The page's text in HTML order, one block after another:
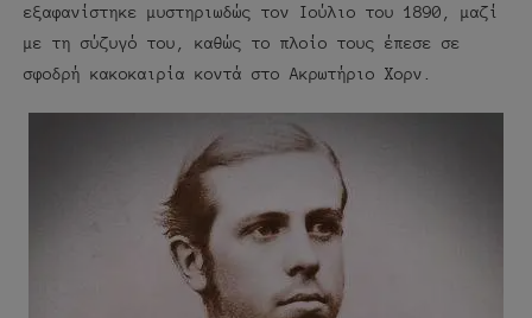
εξαφανίστηκε μυστηριωδώς τον Ιούλιο του 1890, μαζί
με τη σύζυγό του, καθώς το πλοίο τους έπεσε σε
σφοδρή κακοκαιρία κοντά στο Ακρωτήριο Χορν.